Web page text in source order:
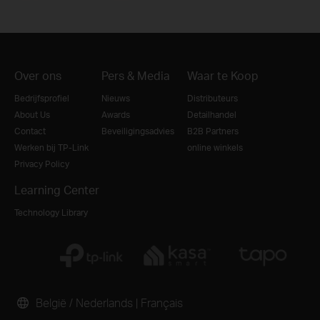
Over ons
Bedrijfsprofiel
About Us
Contact
Werken bij TP-Link
Privacy Policy
Pers & Media
Nieuws
Awards
Beveiligingsadvies
Waar te Koop
Distributeurs
Detailhandel
B2B Partners
online winkels
Learning Center
Technology Library
België / Nederlands | Français